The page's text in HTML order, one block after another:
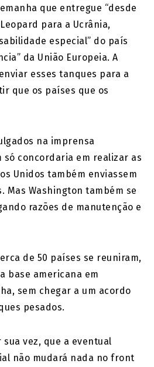
que entregue “desde
para a Ucrânia,
especial” do país
da União Europeia. A
esses tanques para a
que os países que os
na imprensa
só concordaria em realizar as
Unidos também enviassem
Mas Washington também se
razões de manutenção e
de 50 países se reuniram,
base americana em
sem chegar a um acordo
pesados.
vez, que a eventual
não mudará nada no front